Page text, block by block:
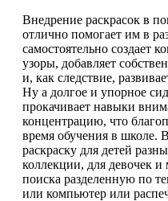
Внедрение раскрасок в
отлично помогает им в
самостоятельно создает
узоры, добавляет
и, как следствие,
Ну а долгое и упорное
прокачивает навыки
концентрацию, что
время обучения в
раскраску для детей
коллекции, для девочек и
поиска разделенную по
или компьютер или